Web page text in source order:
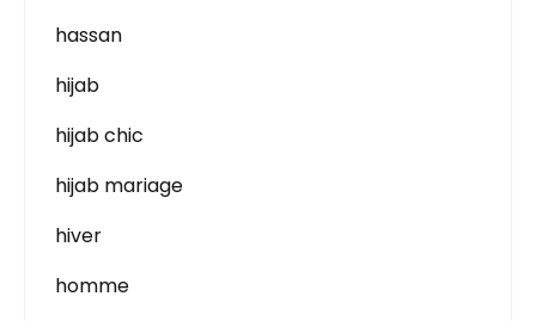
hassan
hijab
hijab chic
hijab mariage
hiver
homme